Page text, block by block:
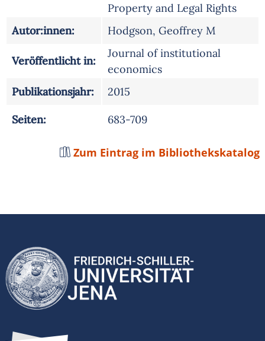
Property and Legal Rights
Autor:innen:
Hodgson, Geoffrey M
Veröffentlicht in:
Journal of institutional
economics
Publikationsjahr:
2015
Seiten: 683-709
Zum Eintrag im Bibliothekskatalog